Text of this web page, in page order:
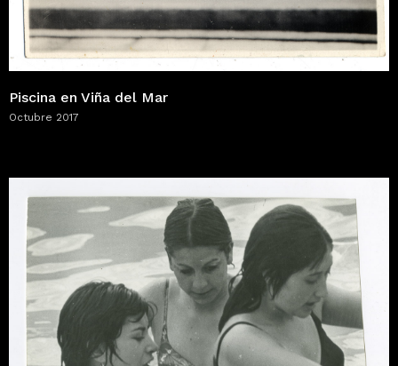
Piscina en Viña del Mar
Octubre 2017